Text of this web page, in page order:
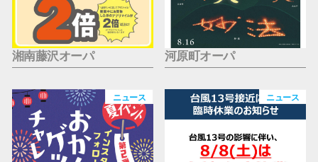
湘南藤沢オーパ 河原町オーパ
ニュース ニュース